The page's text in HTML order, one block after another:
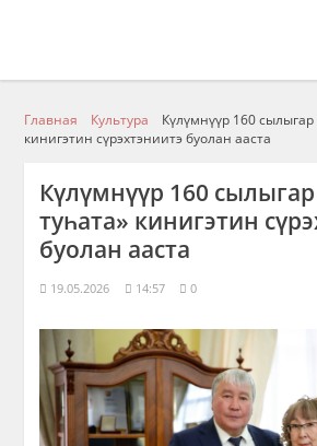
Главная Культура
Күлүмнүүр 160 сылыгар
кинигэтин сүрэхтэниитэ буолан ааста
Күлүмнүүр 160
туһата» кинигэтин
буолан ааста
19.05.2026 14:57 0